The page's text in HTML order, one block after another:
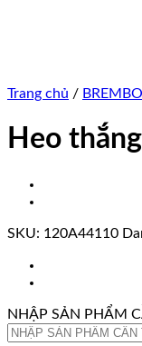
Trang chủ / BREMBO
Heo
SKU: 120A44110
NHẬP SẢN PHẨM
Tìm